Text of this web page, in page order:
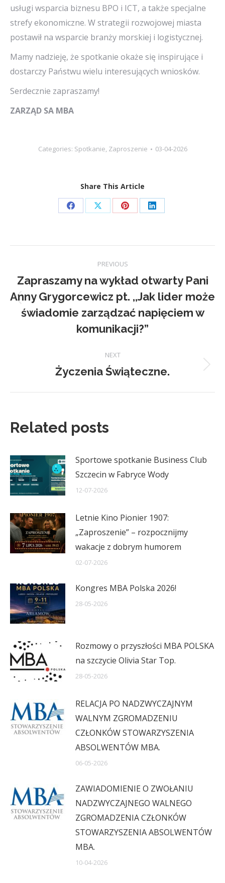
usługi wsparcia biznesu BPO i ICT, a także specjalne
strefy ekonomiczne. W strategii rozwojowej miasta
postawił na wsparcie branży morskiej i logistycznej.
Mamy nadzieję, że spotkanie okaże się inspirujące i
dostarczy Państwu wielu interesujących wniosków.
Serdecznie zapraszamy!
ZARZĄD SA MBA
Categories: Spotkanie, Zaproszenie 03-04-2026
Share This Article
Share
Facebook
Share
X
Share
Pinterest
Share
LinkedIn
navigation
PREVIOUS
Previous
post:
Zapraszamy na wykład otwarty Pani
Anny Grygorcewicz pt. ,,Jak lider może
świadomie zarządzać napięciem w
komunikacji?”
NEXT
Next
Życzenia Świąteczne.
Related posts
Sportowe spotkanie Business Club
Szczecin w Fabryce Wody
12-07-2026
Letnie Kino Pionier 1907:
„Zaproszenie” – rozpocznijmy
wakacje z dobrym humorem
02-07-2026
Kongres MBA Polska 2026!
28-05-2026
Rozmowy o przyszłości MBA POLSKA
na szczycie Olivia Star Top.
28-05-2026
RELACJA PO NADZWYCZAJNYM
WALNYM ZGROMADZENIU
CZŁONKÓW STOWARZYSZENIA
ABSOLWENTÓW MBA.
06-05-2026
ZAWIADOMIENIE O ZWOŁANIU
NADZWYCZAJNEGO WALNEGO
ZGROMADZENIA CZŁONKÓW
STOWARZYSZENIA ABSOLWENTÓW
MBA.
10-04-2026